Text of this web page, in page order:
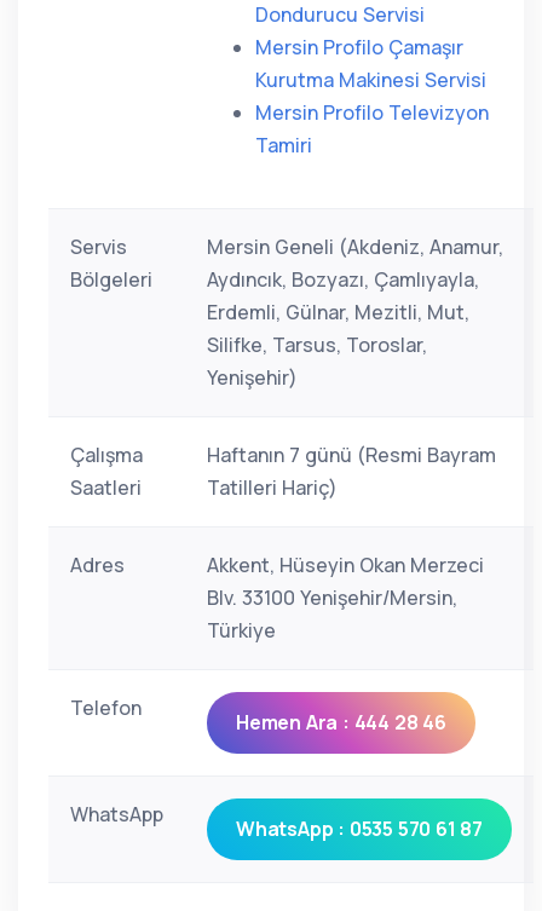
Dondurucu Servisi
Mersin Profilo Çamaşır
Kurutma Makinesi Servisi
Mersin Profilo Televizyon
Tamiri
Servis
Bölgeleri
Mersin Geneli (Akdeniz, Anamur,
Aydıncık, Bozyazı, Çamlıyayla,
Erdemli, Gülnar, Mezitli, Mut,
Silifke, Tarsus, Toroslar,
Yenişehir)
Çalışma
Saatleri
Haftanın 7 günü (Resmi Bayram
Tatilleri Hariç)
Adres
Akkent, Hüseyin Okan Merzeci
Blv. 33100 Yenişehir/Mersin,
Türkiye
Telefon
Hemen Ara : 444 28 46
WhatsApp
WhatsApp : 0535 570 61 87